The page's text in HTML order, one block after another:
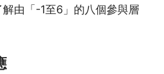
由「-1至6」的八個參與層